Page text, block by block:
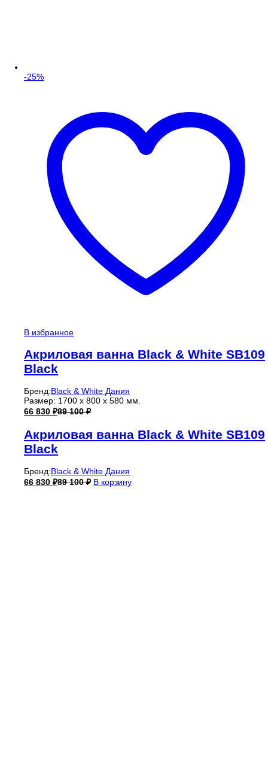
-25%
В избранное
Акриловая ванна Black & White SB109
Black
Бренд:Black & White Дания
Размер: 1700 x 800 x 580 мм.
66 830 ₽89 100₽
Акриловая ванна Black & White SB109
Black
Бренд:Black & White Дания
66 830 ₽89 100₽ В корзину